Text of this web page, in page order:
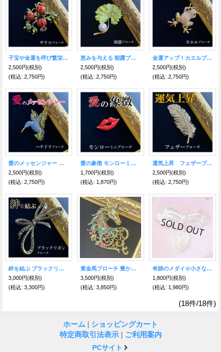
子宝や金運を呼び繁栄を招く ザクロブローチ
2,500円(税別)
(税込: 2,750円)
恵みを与える 朝露ブローチ
2,500円(税別)
(税込: 2,750円)
金運アップ！カエルブローチ
2,500円(税別)
(税込: 2,750円)
愛のメッセンジャー ハチドリブローチ
2,500円(税別)
(税込: 2,750円)
愛の象徴 モンローミニブローチ
1,700円(税別)
(税込: 1,870円)
運気上昇 フェザーブローチ
2,500円(税別)
(税込: 2,750円)
絆を結ぶ ブラックリボンブローチ
3,000円(税別)
(税込: 3,300円)
黄金馬ブローチ 豊かさ・成功・富を得る力が飛躍！ヴィンテージ風【2026年の干支】
3,500円(税別)
(税込: 3,850円)
奇跡のメダイ☆小さなピンブローチ お子様のお守りにも♪
1,800円(税別)
(税込: 1,980円)
(18件/18件)
ホーム | ショッピングカート
特定商取引法表示 | ご利用案内
PCサイト